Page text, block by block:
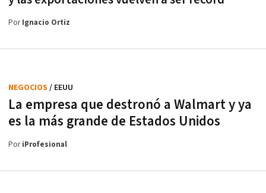
PorIgnacio Ortiz
La empresa que destronó a Walmart y ya
es la más grande de Estados Unidos
NEGOCIOS / EEUU
PoriProfesional